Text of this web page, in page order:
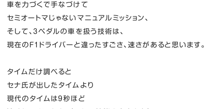
車を力づくで手なづけて
セミオートマじゃないマニュアルミッション、
そして、３ペダルの車を扱う技術は、
現在のF1ドライバーと違ったすごさ、速さがあると思います。
タイムだけ調べると
セナ氏が出したタイムより
現代のタイムは９秒ほど